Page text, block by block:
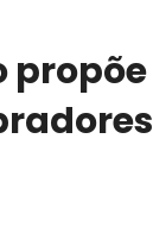
propõe